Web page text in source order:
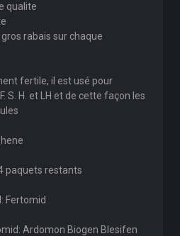
qualite
rabais sur chaque
fertile, il est usé pour
S. H. et LH et de cette façon les
paquets restants
Fertomid
Ardomon Biogen Blesifen